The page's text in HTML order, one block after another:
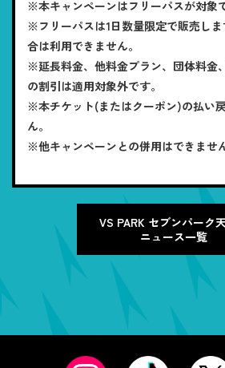
※本キャンペーンはフリーパスが対象
※フリーパスは1日数量限定で販売し
合は利用できません。
※延長料金、他料金プラン、団体料金
の割引は適用対象外です。
※本チケット(またはクーポン)の払い
ん。
※他キャンペーンとの併用はできません
VS PARK セブンパーク
ニュース一覧